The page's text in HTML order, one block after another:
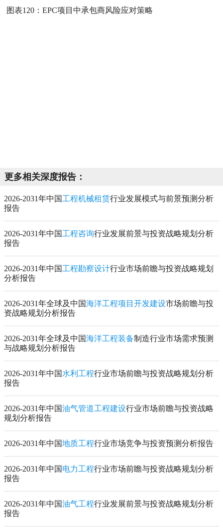
图表120：EPC项目中承包商风险应对策略
更多相关深度报告：
2026-2031年中国 工程机械租赁行业发展模式与前景预测分析
报告
2026-2031年中国 工程咨询行业发展前景与投资战略规划分析
报告
2026-2031年中国 工程勘察设计行业市场前瞻与投资战略规划
分析报告
2026-2031年全球及中国海洋工程项目开发建设市场前瞻与投
资战略规划分析报告
2026-2031年全球及中国海洋工程装备制造行业市场需求预测
与战略规划分析报告
2026-2031年中国 水利工程行业市场前瞻与投资战略规划分析
报告
2026-2031年中国油气管道工程建设行业市场前瞻与投资战略
规划分析报告
2026-2031年中国地质工程行业市场竞争与投资预测分析报告
2026-2031年中国 电力工程行业市场前瞻与投资战略规划分析
报告
2026-2031年中国油气工程行业发展前景与投资战略规划分析
报告